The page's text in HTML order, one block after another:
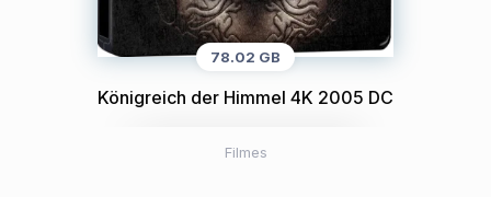
78.02 GB
Königreich der Himmel 4K 2005 DC
Filmes